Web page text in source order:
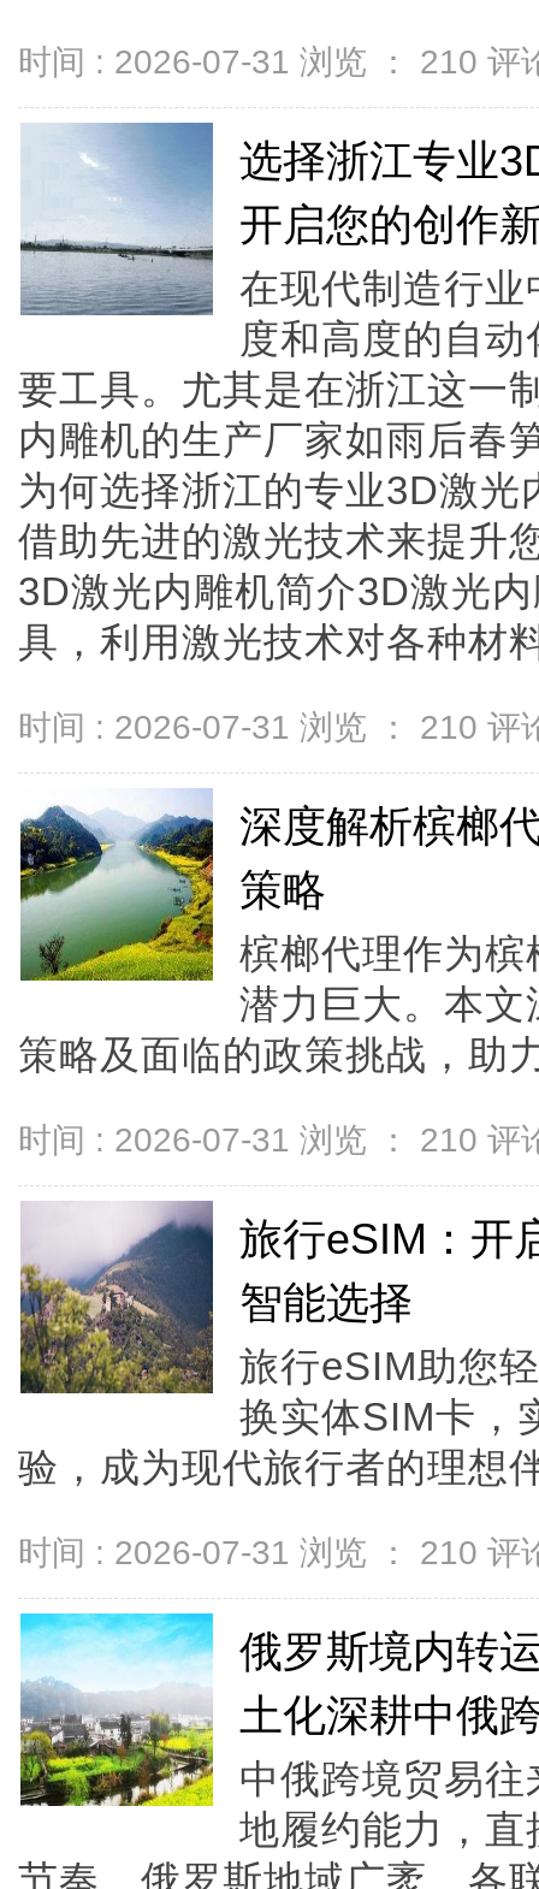
时间 : 2026-07-31 浏览 ： 210 评
选择浙江专业
开启您的创作
在现代制造行
度和高度的自
要工具。尤其是在浙江这一
内雕机的生产厂家如雨后春
为何选择浙江的专业3D激
借助先进的激光技术来提升
3D激光内雕机简介3D激光
具，利用激光技术对各种材
时间 : 2026-07-31 浏览 ： 210 评
深度解析槟榔
策略
槟榔代理作为
潜力巨大。本
策略及面临的政策挑战，助
时间 : 2026-07-31 浏览 ： 210 评
旅行eSIM：开
智能选择
旅行eSIM助您
换实体SIM卡，
验，成为现代旅行者的理想
时间 : 2026-07-31 浏览 ： 210 评
俄罗斯境内转
土化深耕中俄
中俄跨境贸易
地履约能力，